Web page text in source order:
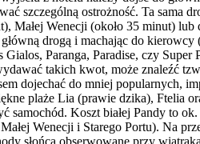
szczególną ostrożność. Ta
Małej Wenecji (około 35 minut)
drogą i machając do
Paranga, Paradise, czy
takich kwot, może znaleźć
dojechać do mniej popularnych,
plaże Lia (prawie dzika), Ftelia
Koszt białej Pandy to
Wenecji i Starego Portu). Na
słońca obserwowane przy